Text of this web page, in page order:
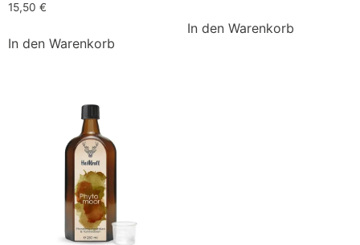
15,50 €
In den Warenkorb
In den Warenkorb